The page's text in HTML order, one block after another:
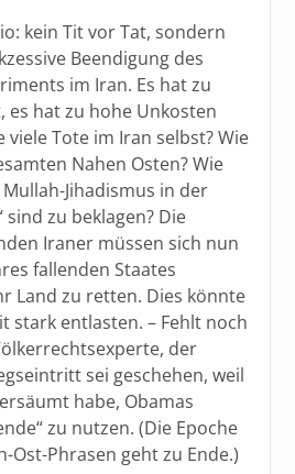
kein Tit vor Tat, sondern
Beendigung des
im Iran. Es hat zu
es hat zu hohe Unkosten
viele Tote im Iran selbst? Wie
Nahen Osten? Wie
Jihadismus in der
sind zu beklagen? Die
Iraner müssen sich nun
fallenden Staates
Land zu retten. Dies könnte
stark entlasten. – Fehlt noch
der
sei geschehen, weil
habe, Obamas
zu nutzen. (Die Epoche
Ost-Phrasen geht zu Ende.)